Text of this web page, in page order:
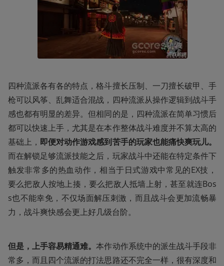
四种流派各有各的特点，格斗擅长压制、一刀擅长破甲、手
枪可以风筝、乱舞适合混战，四种流派从操作逻辑到战斗手
感也都有明显的差异。但相同的是，四种流派在简单习惯后
都可以快速上手，尤其是在本作整体战斗难度并不算太高的
基础上， 即便对动作游戏感到苦手的玩家也能痛快爽玩儿。
而在解锁足够流派技能之后，玩家战斗中还能在特定条件下
触发非常多的热血动作，相当于日式游戏中常见的EX技，
要么把敌人按地上揍，要么把敌人抵墙上射，甚至就连Bos
s也不能幸免，不仅场面解压刺激，而且战斗会更加流畅暴
力，战斗爽快感会更上好几级台阶。
但是，上手容易精通难。本作动作系统中的派生战斗手段非
常多，而且四个流派的打法思路还不完全一样，很有深度和